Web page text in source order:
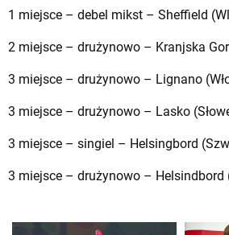
1 miejsce – debel mikst – Sheffield
2 miejsce – drużynowo – Kranjska
3 miejsce – drużynowo – Lignano
3 miejsce – drużynowo – Lasko
3 miejsce – singiel – Helsingbord
3 miejsce – drużynowo – Helsindbord